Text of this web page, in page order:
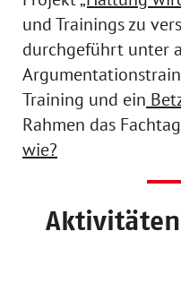
und Trainings zu
durchgeführt unter
Training und ein
Rahmen das
wie?